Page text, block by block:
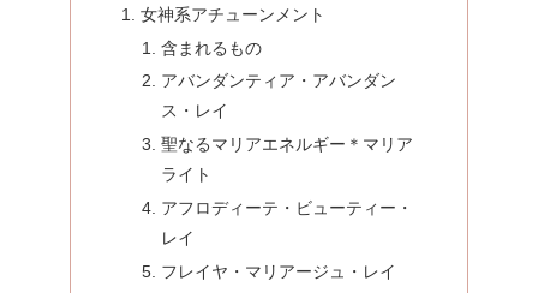
女神系アチューンメント
含まれるもの
アバンダンティア・アバンダン
ス・レイ
聖なるマリアエネルギー＊マリア
ライト
アフロディーテ・ビューティー・
レイ
フレイヤ・マリアージュ・レイ